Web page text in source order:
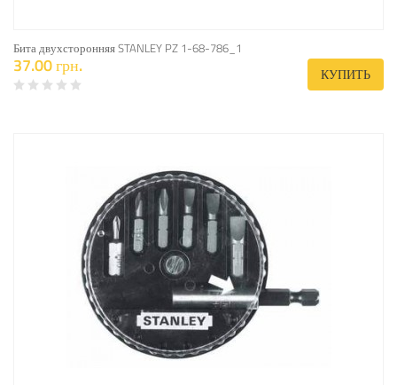
Бита двухсторонняя STANLEY PZ 1-68-786_1
37.00 грн. КУПИТЬ